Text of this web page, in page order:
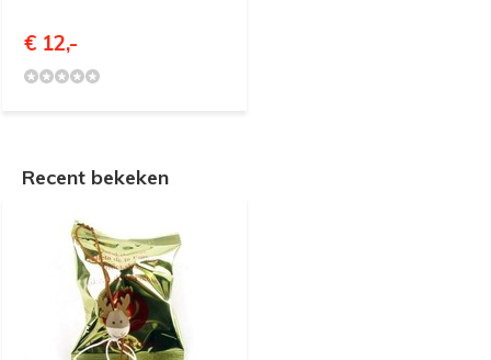
€ 12,-
Recent bekeken